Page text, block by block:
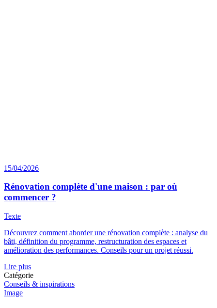
15/04/2026
Rénovation complète d'une maison : par où
commencer ?
Texte
Découvrez comment aborder une rénovation complète : analyse du
bâti, définition du programme, restructuration des espaces et
amélioration des performances. Conseils pour un projet réussi.
Lire plus
Catégorie
Conseils & inspirations
Image